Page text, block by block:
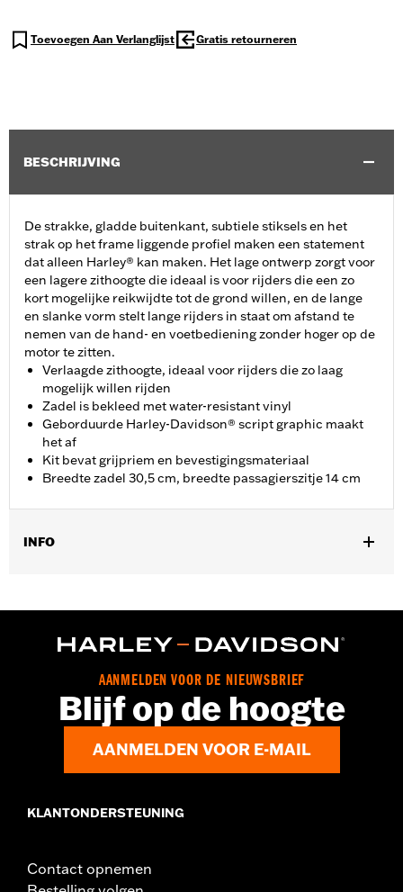
Toevoegen Aan Verlanglijst Gratis retourneren
BESCHRIJVING
De strakke, gladde buitenkant, subtiele stiksels en het
strak op het frame liggende profiel maken een statement
dat alleen Harley® kan maken. Het lage ontwerp zorgt voor
een lagere zithoogte die ideaal is voor rijders die een zo
kort mogelijke reikwijdte tot de grond willen, en de lange
en slanke vorm stelt lange rijders in staat om afstand te
nemen van de hand- en voetbediening zonder hoger op de
motor te zitten.
Verlaagde zithoogte, ideaal voor rijders die zo laag
mogelijk willen rijden
Zadel is bekleed met water-resistant vinyl
Geborduurde Harley-Davidson® script graphic maakt
het af
Kit bevat grijpriem en bevestigingsmateriaal
Breedte zadel 30,5 cm, breedte passagierszitje 14 cm
INFO
Passagiersvoetsteunen en bijbehorende montageset (P/N
50500769 of 50500771). Zadelbreedte 12.0 duimen breedte
passagierszitje 5.5 duimen. Montage op FLI vereist verwijdering
Installatie-instructies
Per stuk verkocht:Elk
Materiaal:Vinyl
beschermende tape voor spatbord, installatiehandleiding
Breedte zitje maateenheid:
Zadelbreedte: 12.0
AANMELDEN VOOR DE NIEUWSBRIEF
Blijf op de hoogte
AANMELDEN VOOR E-MAIL
KLANTONDERSTEUNING
Contact opnemen